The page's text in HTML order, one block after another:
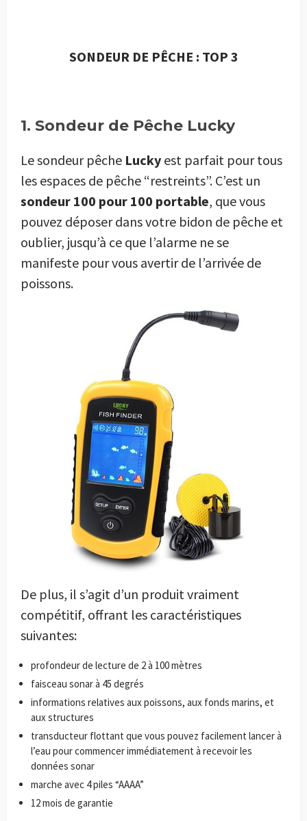
SONDEUR DE PÊCHE : TOP 3
1. Sondeur de Pêche Lucky
Le sondeur pêche Lucky est parfait pour tous
les espaces de pêche “restreints”. C’est un
sondeur 100 pour 100 portable, que vous
pouvez déposer dans votre bidon de pêche et
oublier, jusqu’à ce que l’alarme ne se
manifeste pour vous avertir de l’arrivée de
poissons.
De plus, il s’agit d’un produit vraiment
compétitif, offrant les caractéristiques
suivantes:
profondeur de lecture de 2 à 100 mètres
faisceau sonar à 45 degrés
informations relatives aux poissons, aux fonds marins, et
aux structures
transducteur flottant que vous pouvez facilement lancer à
l’eau pour commencer immédiatement à recevoir les
données sonar
marche avec 4 piles “AAAA”
12 mois de garantie